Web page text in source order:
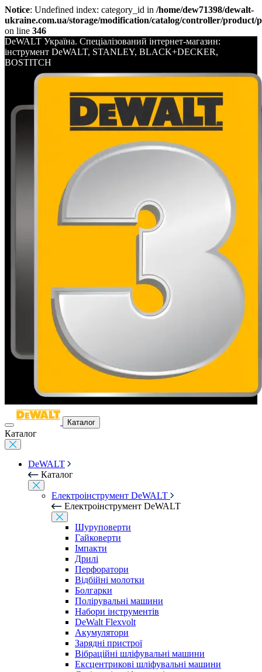
Notice: Undefined index: category_id in /home/dew71398/dewalt-
ukraine.com.ua/storage/modification/catalog/controller/product/
on line 346
DeWALT Україна. Спеціалізований інтернет-магазин:
інструмент DeWALT, STANLEY, BLACK+DECKER,
BOSTITCH
Каталог
Каталог
DeWALT
Каталог
Електроінструмент DeWALT
Електроінструмент DeWALT
Шуруповерти
Гайковерти
Імпакти
Дрилі
Перфоратори
Відбійні молотки
Болгарки
Полірувальні машини
Набори інструментів
DeWalt Flexvolt
Акумулятори
Зарядні пристрої
Вібраційні шліфувальні машини
Ексцентрикові шліфувальні машини